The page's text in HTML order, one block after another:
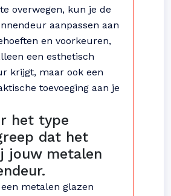
overwegen, kun je de
aanpassen aan
en voorkeuren,
een esthetisch
krijgt, maar ook een
toevoeging aan je
het type
dat het
jouw metalen
metalen glazen